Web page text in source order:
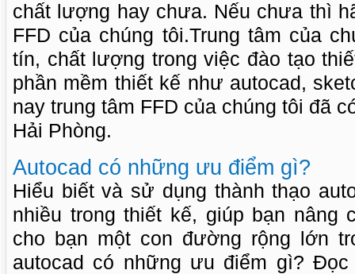
chất lượng hay chưa. Nếu chưa thì
FFD của chúng tôi.Trung tâm của
tín, chất lượng trong việc đào tạo
phần mềm thiết kế như autocad,
nay trung tâm FFD của chúng tôi đã
Hải Phòng.
Autocad có những ưu điểm gì?
Hiểu biết và sử dụng thành thạo
nhiều trong thiết kế, giúp bạn nâng
cho bạn một con đường rộng lớn
autocad có những ưu điểm gì?